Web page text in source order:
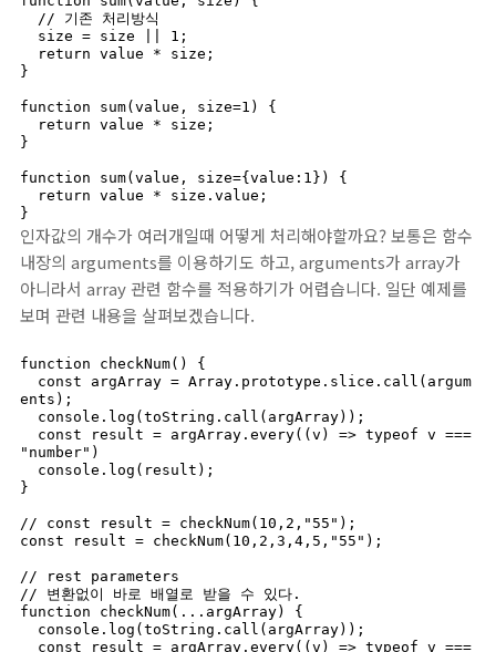
}
function sum(value, size=1) {
}
function sum(value, size={value:1}) {
}
인자값의 개수가 여러개일때 어떻게 처리해야할까요? 보통은 함수
내장의 arguments를 이용하기도 하고, arguments가 array가
아니라서 array 관련 함수를 적용하기가 어렵습니다. 일단 예제를
보며 관련 내용을 살펴보겠습니다.
function checkNum() {
ents);
"number")
}
// const result = checkNum(10,2,"55");
const result = checkNum(10,2,3,4,5,"55");
// rest parameters
// 변환없이 바로 배열로 받을 수 있다.
function checkNum(...argArray) {